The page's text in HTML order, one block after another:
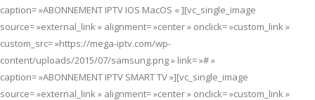
caption= »ABONNEMENT IPTV IOS MacOS « ][vc_single_image
source= »external_link » alignment= »center » onclick= »custom_link »
custom_src= »https://mega-iptv.com/wp-
content/uploads/2015/07/samsung.png » link= »# »
caption= »ABONNEMENT IPTV SMART TV »][vc_single_image
source= »external_link » alignment= »center » onclick= »custom_link »